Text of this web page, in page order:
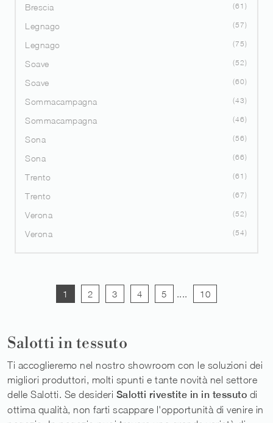
Brescia 61
Legnago 57
Legnago 75
Soave 52
Soave 60
Sommacampagna 43
Sommacampagna 46
Sona 56
Sona 66
Trento 61
Trento 67
Verona 52
Verona 54
1 2 3 4 5 .... 10
Salotti in tessuto
Ti accoglieremo nel nostro showroom con le soluzioni dei
migliori produttori, molti spunti e tante novità nel settore
delle Salotti. Se desideri Salotti rivestite in in tessuto di
ottima qualità, non farti scappare l'opportunità di venire in